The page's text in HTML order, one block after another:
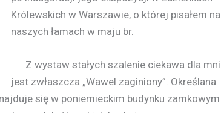
Królewskich w Warszawie, o której pisałem na
naszych łamach w maju br.
Z wystaw stałych szalenie ciekawa dla
jest zwłaszcza „Wawel zaginiony”. Określana
się w poniemieckim budynku